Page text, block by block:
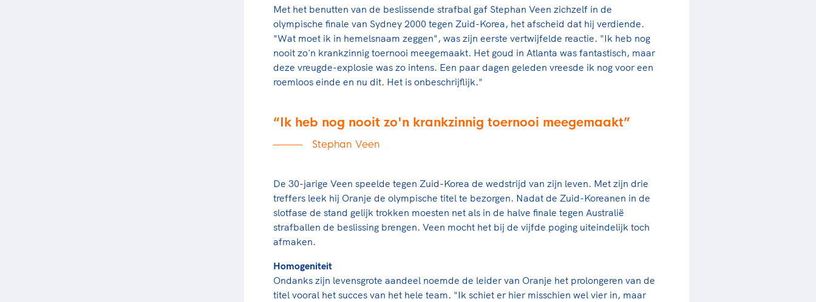
Met het benutten van de beslissende strafbal gaf Stephan Veen zichzelf in de
olympische finale van Sydney 2000 tegen Zuid-Korea, het afscheid dat hij verdiende.
"Wat moet ik in hemelsnaam zeggen", was zijn eerste vertwijfelde reactie. "Ik heb nog
nooit zo'n krankzinnig toernooi meegemaakt. Het goud in Atlanta was fantastisch, maar
deze vreugde-explosie was zo intens. Een paar dagen geleden vreesde ik nog voor een
roemloos einde en nu dit. Het is onbeschrijflijk."
Ik heb nog nooit zo'n krankzinnig toernooi meegemaakt
Stephan Veen
De 30-jarige Veen speelde tegen Zuid-Korea de wedstrijd van zijn leven. Met zijn drie
treffers leek hij Oranje de olympische titel te bezorgen. Nadat de Zuid-Koreanen in de
slotfase de stand gelijk trokken moesten net als in de halve finale tegen Australië
strafballen de beslissing brengen. Veen mocht het bij de vijfde poging uiteindelijk toch
afmaken.
Homogeniteit
Ondanks zijn levensgrote aandeel noemde de leider van Oranje het prolongeren van de
titel vooral het succes van het hele team. "Ik schiet er hier misschien wel vier in, maar